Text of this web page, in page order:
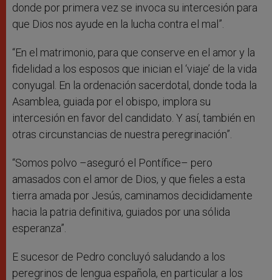
donde por primera vez se invoca su intercesión para
que Dios nos ayude en la lucha contra el mal”.
“En el matrimonio, para que conserve en el amor y la
fidelidad a los esposos que inician el ‘viaje’ de la vida
conyugal. En la ordenación sacerdotal, donde toda la
Asamblea, guiada por el obispo, implora su
intercesión en favor del candidato. Y así, también en
otras circunstancias de nuestra peregrinación”.
“Somos polvo –aseguró el Pontífice– pero
amasados con el amor de Dios, y que fieles a esta
tierra amada por Jesús, caminamos decididamente
hacia la patria definitiva, guiados por una sólida
esperanza”.
E sucesor de Pedro concluyó saludando a los
peregrinos de lengua española, en particular a los